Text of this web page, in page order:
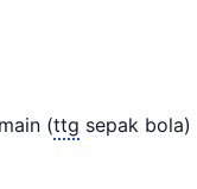
(ttg sepak bola)